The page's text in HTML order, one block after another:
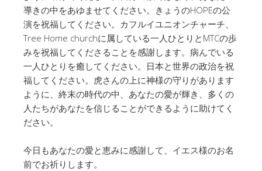
導きの中をあゆませてください。きょうのHOPEの公
演を祝福してください。カフルイユニオンチャーチ、
Tree Home churchに属している一人ひとりとMTCの歩
みを祝福してくださることを感謝します。病んでいる
一人ひとりを癒してください。日本と世界の政治を祝
福してください。虎さんの上に神様の守りがあります
ように、終末の時代の中、あなたの愛が輝き、多くの
人たちがあなたを信じることができるように助けてく
ださい。
今日もあなたの愛と恵みに感謝して、イエス様のお名
前でお祈りします。